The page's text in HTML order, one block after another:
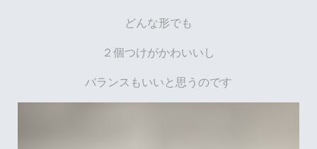
どんな形でも
２個つけがかわいいし
バランスもいいと思うのです